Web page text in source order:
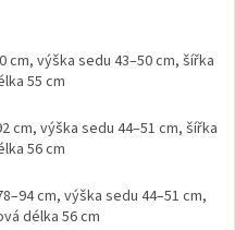
cm, výška sedu 43–50 cm, šířka
55 cm
cm, výška sedu 44–51 cm, šířka
56 cm
cm, výška sedu 44–51 cm,
délka 56 cm